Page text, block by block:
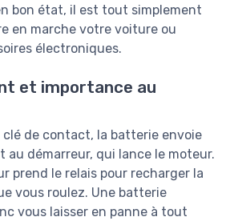
bon état, il est tout simplement
en marche votre voiture ou
électroniques.
et importance au
clé de contact, la batterie envoie
au démarreur, qui lance le moteur.
prend le relais pour recharger la
vous roulez. Une batterie
vous laisser en panne à tout